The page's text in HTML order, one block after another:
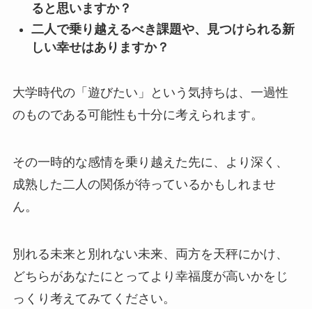
ると思いますか？
二人で乗り越えるべき課題や、見つけられる新
しい幸せはありますか？
大学時代の「遊びたい」という気持ちは、一過性
のものである可能性も十分に考えられます。
その一時的な感情を乗り越えた先に、より深く、
成熟した二人の関係が待っているかもしれませ
ん。
別れる未来と別れない未来、両方を天秤にかけ、
どちらがあなたにとってより幸福度が高いかをじ
っくり考えてみてください。